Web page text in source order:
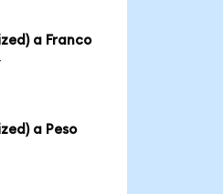
a Franco
a Peso